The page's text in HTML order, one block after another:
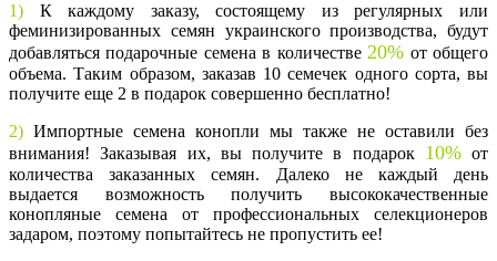
1) К каждому заказу, состоящему из регулярных или
феминизированных семян украинского производства, будут
добавляться подарочные семена в количестве 20% от общего
объема. Таким образом, заказав 10 семечек одного сорта, вы
получите еще 2 в подарок совершенно бесплатно!
2) Импортные семена конопли мы также не оставили без
внимания! Заказывая их, вы получите в подарок 10%от
количества заказанных семян. Далеко не каждый день
выдается возможность получить высококачественные
конопляные семена от профессиональных селекционеров
задаром, поэтому попытайтесь не пропустить ее!